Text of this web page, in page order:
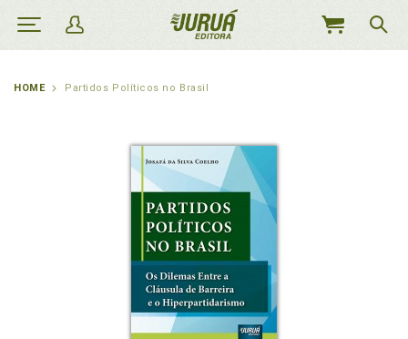
MEU
HOME Partidos Políticos no Brasil